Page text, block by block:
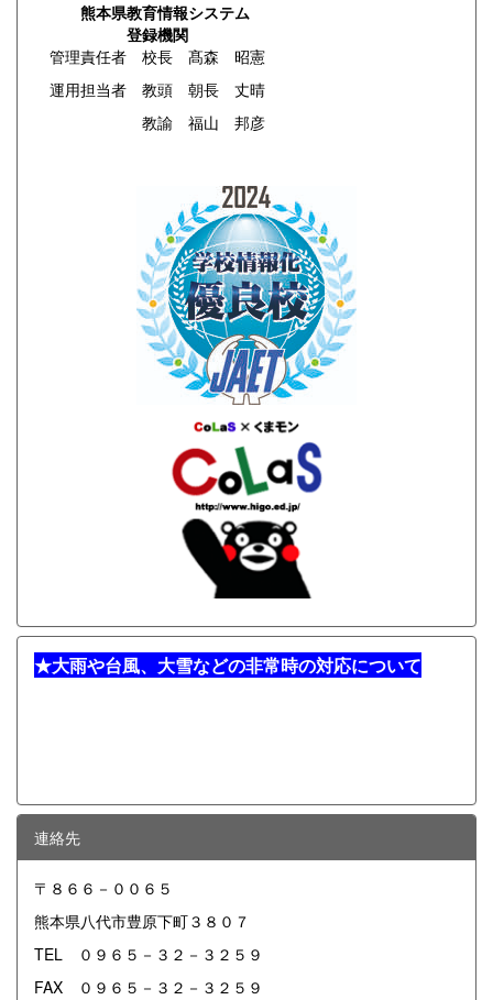
熊本県教育情報システム
登録機関
管理責任者 校長 髙森 昭憲
運用担当者 教頭 朝長 丈晴
教諭 福山 邦彦
★大雨や台風、大雪などの非常時の対応について
連絡先
〒８６６－００６５
熊本県八代市豊原下町３８０７
TEL ０９６５－３２－３２５９
FAX ０９６５－３２－３２５９